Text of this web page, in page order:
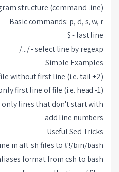
structure (command line)
Basic commands: p, d, s, w, r
last line - $
select line by regexp - /.../
Simple Examples
without first line (i.e. tail +2)
first line of file (i.e. head -1)
only lines that don't start with #
add line numbers
Useful Sed Tricks
in all .sh files to #!/bin/bash
format from csh to bash